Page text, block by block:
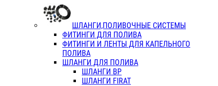
ШЛАНГИ,ПОЛИВОЧНЫЕ СИСТЕМЫ
ФИТИНГИ ДЛЯ ПОЛИВА
ФИТИНГИ И ЛЕНТЫ ДЛЯ КАПЕЛЬНОГО
ПОЛИВА
ШЛАНГИ ДЛЯ ПОЛИВА
ШЛАНГИ ВР
ШЛАНГИ FIRAT